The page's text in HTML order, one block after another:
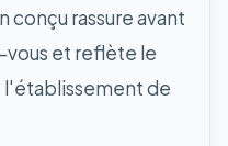
conçu rassure avant
et reflète le
l'établissement de